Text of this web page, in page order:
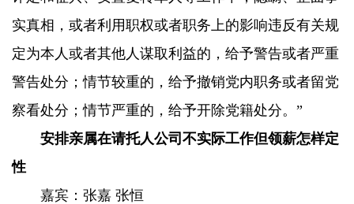
实真相，或者利用职权或者职务上的影响违反有关规
定为本人或者其他人谋取利益的，给予警告或者严重
警告处分；情节较重的，给予撤销党内职务或者留党
察看处分；情节严重的，给予开除党籍处分。”
安排亲属在请托人公司不实际工作但领薪怎样定
性
嘉宾：张嘉 张恒